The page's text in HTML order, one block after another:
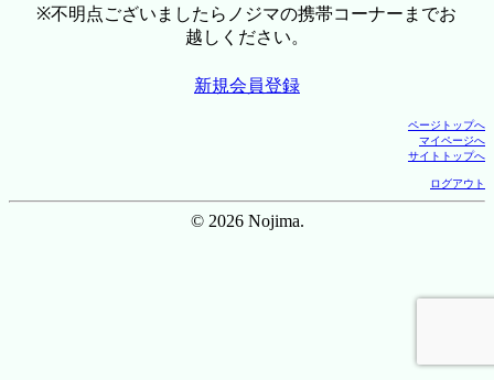
※不明点ございましたらノジマの携帯コーナーまでお
越しください。
新規会員登録
ページトップへ
マイページへ
サイトトップへ
ログアウト
© 2026 Nojima.